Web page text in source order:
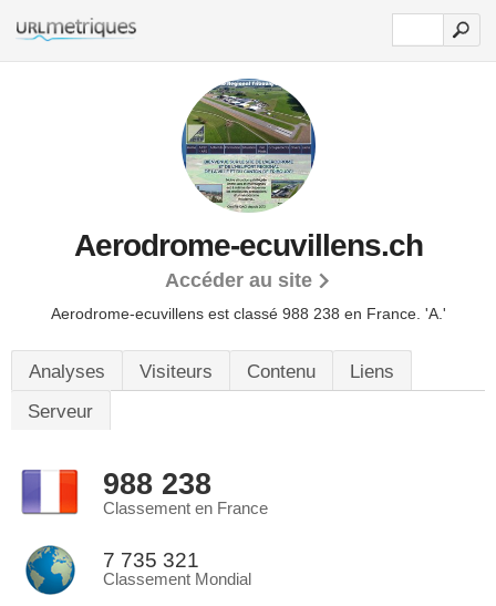
Aerodrome-ecuvillens.ch
Accéder au site
Aerodrome-ecuvillens est classé 988 238 en France. 'A.'
Analyses Visiteurs Contenu
Liens
Serveur
988 238
Classement en France
7 735 321
Classement Mondial